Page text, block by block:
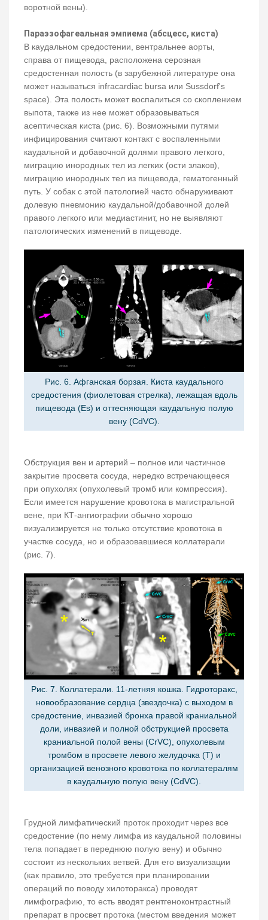
воротной вены).
Параэзофагеальная эмпиема (абсцесс, киста)
В каудальном средостении, вентральнее аорты,
справа от пищевода, расположена серозная
средостенная полость (в зарубежной литературе она
может называться infracardiac bursa или Sussdorf's
space). Эта полость может воспалиться со скоплением
выпота, также из нее может образовываться
асептическая киста (рис. 6). Возможными путями
инфицирования считают контакт с воспаленными
каудальной и добавочной долями правого легкого,
миграцию инородных тел из легких (ости злаков),
миграцию инородных тел из пищевода, гематогенный
путь. У собак с этой патологией часто обнаруживают
долевую пневмонию каудальной/добавочной долей
правого легкого или медиастинит, но не выявляют
патологических изменений в пищеводе.
Рис. 6. Афганская борзая. Киста каудального
средостения (фиолетовая стрелка), лежащая вдоль
пищевода (Es) и оттесняющая каудальную полую
вену (CdVC).
Обструкция вен и артерий – полное или частичное
закрытие просвета сосуда, нередко встречающееся
при опухолях (опухолевый тромб или компрессия).
Если имеется нарушение кровотока в магистральной
вене, при КТ-ангиографии обычно хорошо
визуализируется не только отсутствие кровотока в
участке сосуда, но и образовавшиеся коллатерали
(рис. 7).
Рис. 7. Коллатерали. 11-летняя кошка. Гидроторакс,
новообразование сердца (звездочка) с выходом в
средостение, инвазией бронха правой краниальной
доли, инвазией и полной обструкцией просвета
краниальной полой вены (CrVC), опухолевым
тромбом в просвете левого желудочка (T) и
организацией венозного кровотока по коллатералям
в каудальную полую вену (CdVC).
Грудной лимфатический проток проходит через все
средостение (по нему лимфа из каудальной половины
тела попадает в переднюю полую вену) и обычно
состоит из нескольких ветвей. Для его визуализации
(как правило, это требуется при планировании
операций по поводу хилоторакса) проводят
лимфографию, то есть вводят рентгеноконтрастный
препарат в просвет протока (местом введения может